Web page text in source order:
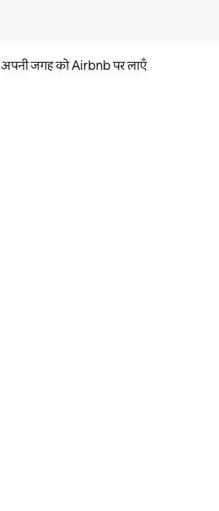
अपनी जगह को Airbnb पर लाएँ